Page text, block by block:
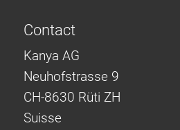
Contact
Kanya AG
Neuhofstrasse 9
CH-8630 Rüti ZH
Suisse